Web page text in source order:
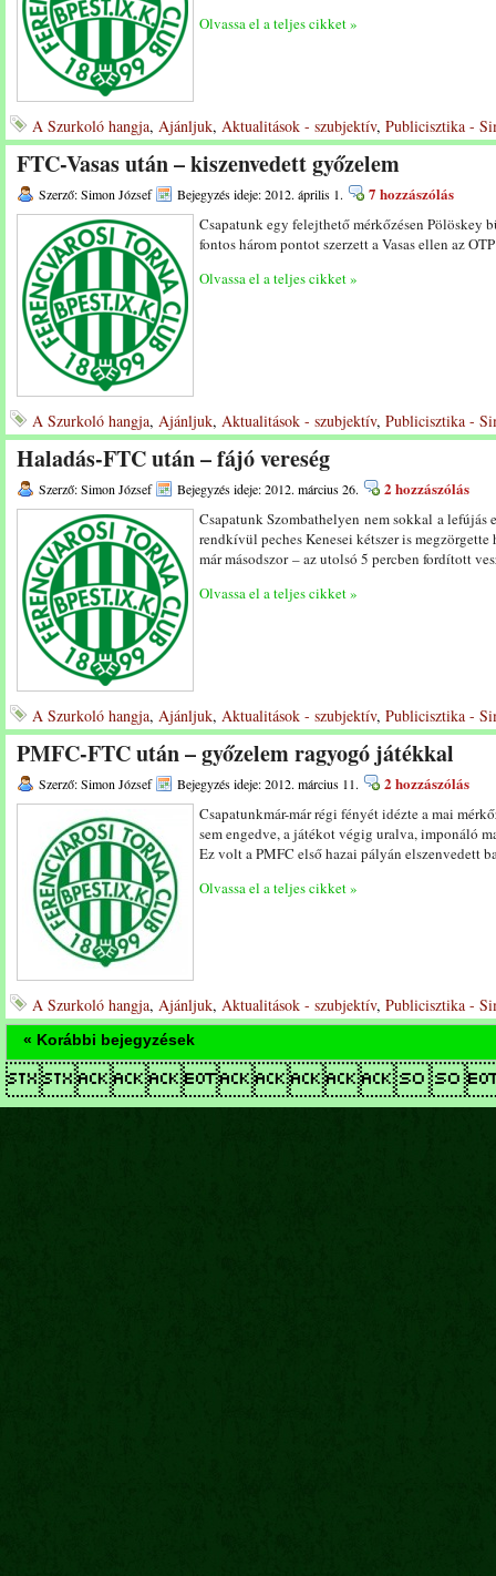
Olvassa el a teljes cikket »
A Szurkoló hangja, Ajánljuk, Aktualitások - szubjektív, Publicisztika -
FTC-Vasas után – kiszenvedett győzelem
Szerző: Simon József Bejegyzés ideje: 2012. április 1. 7 hozzászólás
Csapatunk egy felejthető mérkőzésen Pölöskey
fontos három pontot szerzett a Vasas ellen az
Olvassa el a teljes cikket »
A Szurkoló hangja, Ajánljuk, Aktualitások - szubjektív, Publicisztika -
Haladás-FTC után – fájó vereség
Szerző: Simon József Bejegyzés ideje: 2012. március 26. 2 hozzászólás
Csapatunk Szombathelyen nem sokkal a lefújás
rendkívül peches Kenesei kétszer is
már másodszor – az utolsó 5 percben fordított
Olvassa el a teljes cikket »
A Szurkoló hangja, Ajánljuk, Aktualitások - szubjektív, Publicisztika -
PMFC-FTC után – győzelem ragyogó játékkal
Szerző: Simon József Bejegyzés ideje: 2012. március 11. 2 hozzászólás
Csapatunkmár-már régi fényét idézte a mai
sem engedve, a játékot végig uralva, imponáló
Ez volt a PMFC első hazai pályán elszenvedett
Olvassa el a teljes cikket »
A Szurkoló hangja, Ajánljuk, Aktualitások - szubjektív, Publicisztika -
« Korábbi bejegyzések